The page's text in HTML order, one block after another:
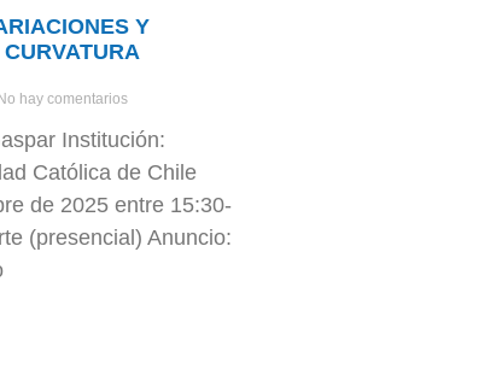
Y
hay comentarios
Institución:
Católica de Chile
de 2025 entre 15:30-
(presencial) Anuncio: